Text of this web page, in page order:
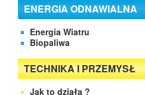
ENERGIA ODNAWIALNA
Energia Wiatru
Biopaliwa
TECHNIKA I PRZEMYSŁ
Jak to działa ?